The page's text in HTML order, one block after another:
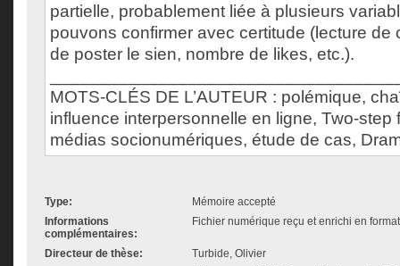
partielle, probablement liée à plusieurs
pouvons confirmer avec certitude (lecture de
de poster le sien, nombre de likes, etc.).
MOTS-CLÉS DE L’AUTEUR : polémique,
influence interpersonnelle en ligne, Two-step
médias socionumériques, étude de cas,
Type:
Mémoire accepté
Informations
complémentaires:
Fichier numérique reçu et enrichi en
Directeur de thèse: Turbide, Olivier